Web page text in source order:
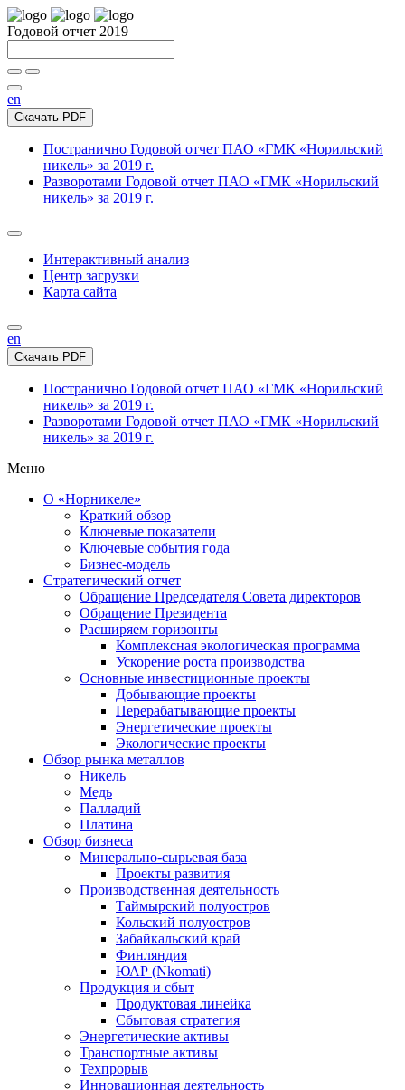
Годовой отчет 2019
en
Скачать PDF
Постранично Годовой отчет ПАО «ГМК «Норильский
никель» за 2019 г.
Разворотами Годовой отчет ПАО «ГМК «Норильский
никель» за 2019 г.
Интерактивный анализ
Центр загрузки
Карта сайта
en
Скачать PDF
Постранично Годовой отчет ПАО «ГМК «Норильский
никель» за 2019 г.
Разворотами Годовой отчет ПАО «ГМК «Норильский
никель» за 2019 г.
Меню
О «Норникеле»
Краткий обзор
Ключевые показатели
Ключевые события года
Бизнес-модель
Стратегический отчет
Обращение Председателя Совета директоров
Обращение Президента
Расширяем горизонты
Комплексная экологическая программа
Ускорение роста производства
Основные инвестиционные проекты
Добывающие проекты
Перерабатывающие проекты
Энергетические проекты
Экологические проекты
Обзор рынка металлов
Никель
Медь
Палладий
Платина
Обзор бизнеса
Минерально-сырьевая база
Проекты развития
Производственная деятельность
Таймырский полуостров
Кольский полуостров
Забайкальский край
Финляндия
ЮАР (Nkomati)
Продукция и сбыт
Продуктовая линейка
Сбытовая стратегия
Энергетические активы
Транспортные активы
Техпрорыв
Инновационная деятельность